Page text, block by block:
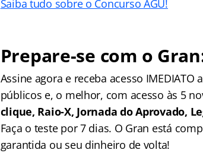
Saiba tudo sobre o Concurso AGU!
Prepare-se com o
Assine agora e receba acesso
públicos e, o melhor, com acesso às 5
clique, Raio-X, Jornada do Aprovado,
Faça o teste por 7 dias. O Gran está
garantida ou seu dinheiro de volta!